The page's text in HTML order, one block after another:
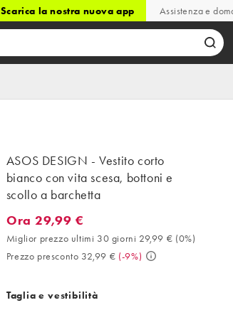
Scarica la nostra nuova app Assistenza e
ASOS DESIGN - Vestito corto
bianco con vita scesa, bottoni e
scollo a barchetta
Ora 29,99 €. Miglior prezzo ultimi 30 giorni
Ora 29,99 €
Miglior prezzo ultimi 30 giorni 29,99 € (0%)
Prezzo presconto 32,99 € (-9%)
Taglia e vestibilità